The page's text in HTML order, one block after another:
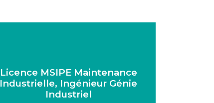
Licence MSIPE Maintenance
Industrielle, Ingénieur Génie
Industriel